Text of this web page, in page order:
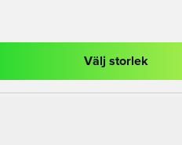
för att logga in eller registrera
Välj storlek